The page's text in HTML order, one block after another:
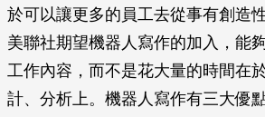
於可以讓更多的員工去從事有創造
美聯社期望機器人寫作的加入，能
工作內容，而不是花大量的時間在
計、分析上。機器人寫作有三大優